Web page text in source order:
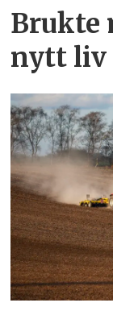
Brukte
nytt liv